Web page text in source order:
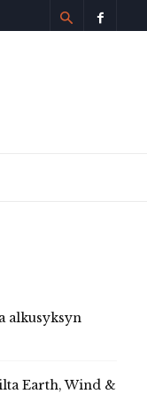
alkusyksyn
Earth, Wind &